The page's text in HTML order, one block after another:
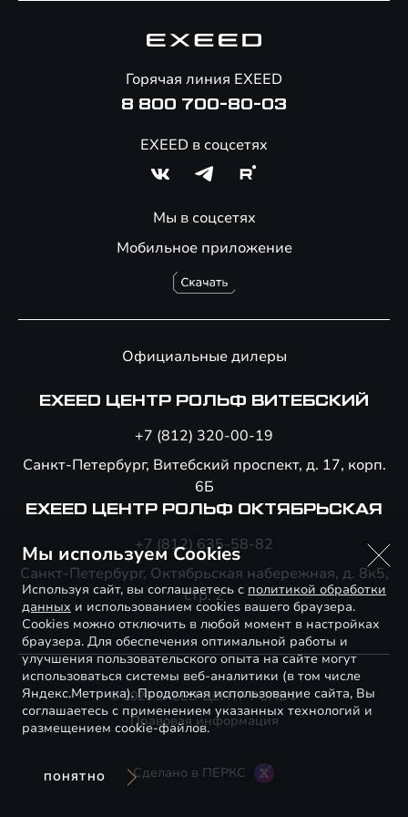
Помощь на дорогах
Специальные предложения
Мобильное приложение
Горячая линия EXEED
8 800 700-80-03
EXEED в соцсетях
Мы в соцсетях
Официальные дилеры
EXEED ЦЕНТР РОЛЬФ ВИТЕБСКИЙ
+7 (812) 320-00-19
Санкт-Петербург, Витебский проспект, д. 17, корп.
6Б
EXEED ЦЕНТР РОЛЬФ ОКТЯБРЬСКАЯ
+7 (812) 635-58-82
Санкт-Петербург, Октябрьская набережная, д. 8к5,
стр. 2
© 2026 EXEED ЦЕНТР РОЛЬФ
Правовая информация
Сделано в ПЕРКС
Мы используем Cookies
Используя сайт, вы соглашаетесь с политикой обработки
данных и использованием cookies вашего браузера.
Cookies можно отключить в любой момент в настройках
браузера. Для обеспечения оптимальной работы и
улучшения пользовательского опыта на сайте могут
использоваться системы веб-аналитики (в том числе
Яндекс.Метрика). Продолжая использование сайта, Вы
соглашаетесь с применением указанных технологий и
размещением cookie-файлов.
ПОНЯТНО